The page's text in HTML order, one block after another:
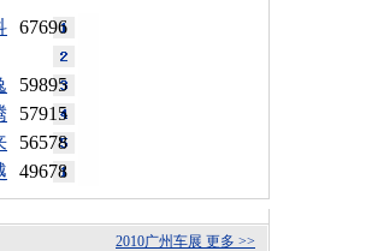
67696
59895
57915
56578
49678
更多 >>
2010广州车展